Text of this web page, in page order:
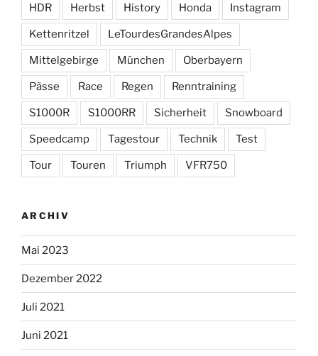
HDR Herbst History Honda Instagram
Kettenritzel LeTourdesGrandesAlpes
Mittelgebirge München Oberbayern
Pässe Race Regen Renntraining
S1000R S1000RR Sicherheit Snowboard
Speedcamp Tagestour Technik Test
Tour Touren Triumph VFR750
ARCHIV
Mai 2023
Dezember 2022
Juli 2021
Juni 2021